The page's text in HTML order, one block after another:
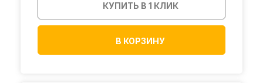
КУПИТЬ В 1 КЛИК
В КОРЗИНУ